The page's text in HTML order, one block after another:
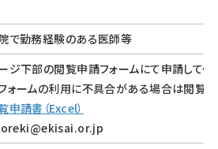
で勤務経験のある医師等
ジ下部の閲覧申請フォームにて申請してく
ォームの利用に不具合がある場合は閲覧申
申請書（Excel）